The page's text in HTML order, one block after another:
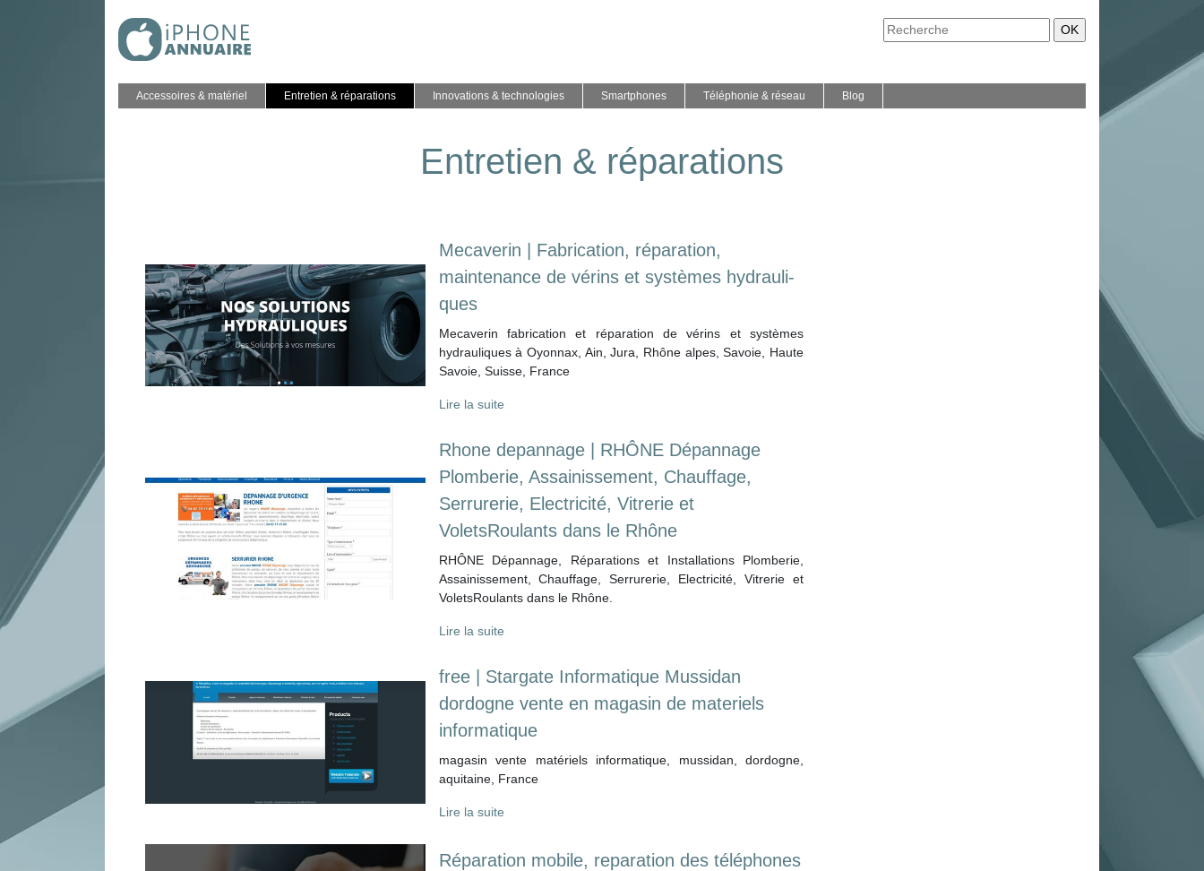
Accessoires & matériel Entretien & réparations Innovations & technologies Smartphones Téléphonie & réseau Blog
Entretien & réparations
Mecaverin | Fabrication, réparation,
maintenance de vérins et systèmes hydrauli­
ques
Mecaverin fabrication et réparation de vérins et systèmes
hydrauliques à Oyonnax, Ain, Jura, Rhône alpes, Savoie, Haute
Savoie, Suisse, France
Lire la suite
Rhone depannage | RHÔNE Dépannage
Plomberie, As­sainis­se­ment, Chauffage,
Serrurerie, Electricité, Vitrerie et
VoletsRoulants dans le Rhône
RHÔNE Dépannage, Réparations et Installations Plomberie,
Assainissement, Chauffage, Serrurerie, Electricité, Vitrerie et
VoletsRoulants dans le Rhône.
Lire la suite
free | Stargate Infor­mati­que Mussidan
dordogne vente en magasin de materiels
infor­mati­que
magasin vente matériels informatique, mussidan, dordogne,
aquitaine, France
Lire la suite
Réparation mobile, reparation des téléphones